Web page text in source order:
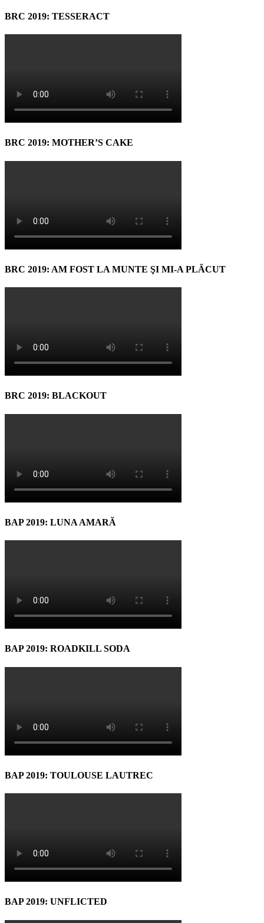
BRC 2019: TESSERACT
BRC 2019: MOTHER’S CAKE
BRC 2019: AM FOST LA MUNTE ŞI MI-A PLĂCUT
BRC 2019: BLACKOUT
BAP 2019: LUNA AMARĂ
BAP 2019: ROADKILL SODA
BAP 2019: TOULOUSE LAUTREC
BAP 2019: UNFLICTED